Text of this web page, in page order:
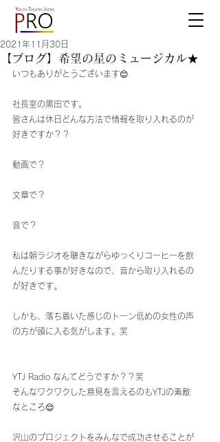
【ブログ】希望の星のミュージカル★
2021年11月30日
いつもありがとうございます😊
社長室の黒田です。
皆さんは休日どんな方法で情報を取り入れるのが
好きですか？？
動画で？
文章で？
音で？
私は朝ラジオを聴きながらゆっくりコーヒーを飲
んだりする事が好きなので、音から取り入れるの
が好きです。
しかも、落ち着いた感じのトーン低めの女性の声
の方が頭に入る気がします。笑
YTJ Radio なんてどうですか？？笑
そんなワクワクした意見を言えるのもYTJの素敵
なところ😌
沢山のプロジェクトをみんなで成功させることが